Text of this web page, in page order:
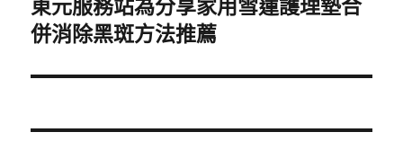
下
一
文
東元服務站為分享家用雪蓮護理墊合
併消除黑斑方法推薦